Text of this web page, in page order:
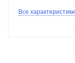
Все характеристики